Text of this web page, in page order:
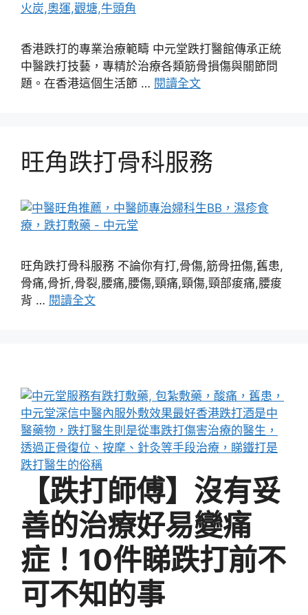
香港跌打的專業治療範疇 中元堂跌打醫館傳承正統
中醫跌打技藝，專精於治療各類筋骨損傷與關節問
題。在香港這個生活節 … 閱讀全文
旺角跌打骨科服務
旺角跌打骨科服務 不論你有打,骨傷,筋骨扭傷,舊患,
骨痛,骨折,骨裂,腰痛,腰傷,頸痛,頸傷,頸部痠痛,腰痠
背 … 閱讀全文
【跌打師傅】沒有妥
善的治療好易變痛
症！10件睇跌打前不
可不知的事